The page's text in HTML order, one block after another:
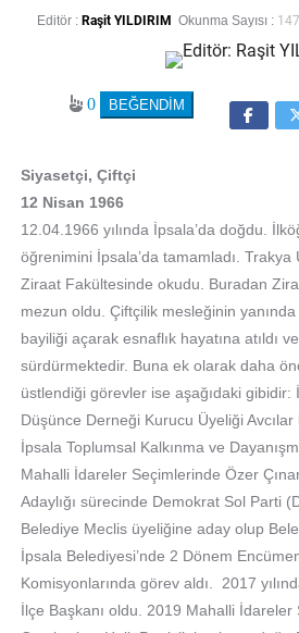
Editör : Raşit YILDIRIM Okunma Sayısı :
0
Siyasetçi, Çiftçi
12 Nisan 1966
12.04.1966 yılında İpsala’da doğdu.
öğrenimini İpsala’da tamamladı. Trakya
Ziraat Fakültesinde okudu. Buradan
mezun oldu. Çiftçilik mesleğinin yanında
bayiliği açarak esnaflık hayatına atıldı
sürdürmektedir. Buna ek olarak daha
üstlendiği görevler ise aşağıdaki gibidir:
Düşünce Derneği Kurucu Üyeliği Avcılar
İpsala Toplumsal Kalkınma ve
Mahalli İdareler Seçimlerinde Özer
Adaylığı sürecinde Demokrat Sol Parti
Belediye Meclis üyeliğine aday olup
İpsala Belediyesi’nde 2 Dönem
Komisyonlarında görev aldı. 2017
İlçe Başkanı oldu. 2019 Mahalli